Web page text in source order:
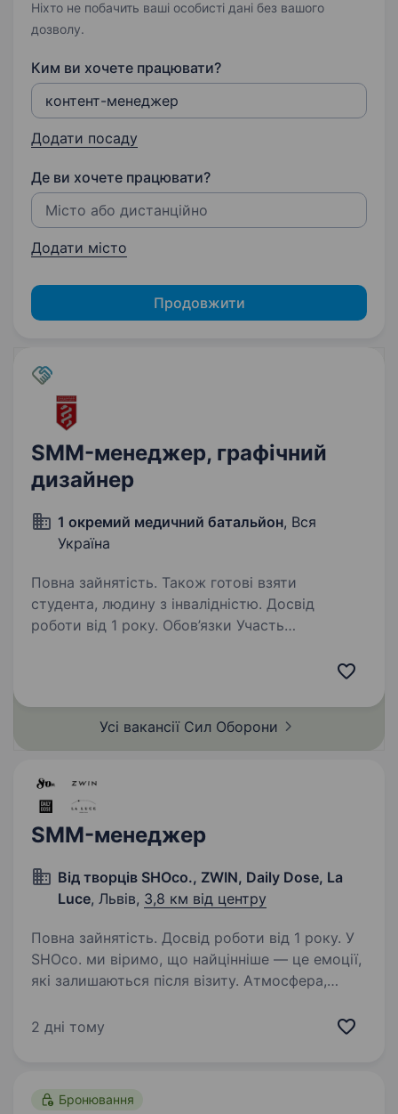
Ніхто не побачить ваші особисті дані без вашого
дозволу.
Ким ви хочете працювати?
Додати посаду
Де ви хочете працювати?
Додати місто
Продовжити
SMM-менеджер, графічний
дизайнер
1 окремий медичний батальйон, Вся
Україна
Повна зайнятість. Також готові взяти
студента, людину з інвалідністю. Досвід
роботи від 1 року. Обов’язки Участь
Ведення соціальних мереж X та Threads
підрозділу. Взаємодія з комунікаційною…
Усі вакансії Сил Оборони
SMM-менеджер
Від творців SHOco., ZWIN, Daily Dose, La
Luce, Львів, 3,8 км від центру
Повна зайнятість. Досвід роботи від 1 року. У
SHOco. ми віримо, що найцінніше — це емоції,
які залишаються після візиту. Атмосфера,
історію бренду, яку хочеться розповідати.
2 дні тому
Бронювання